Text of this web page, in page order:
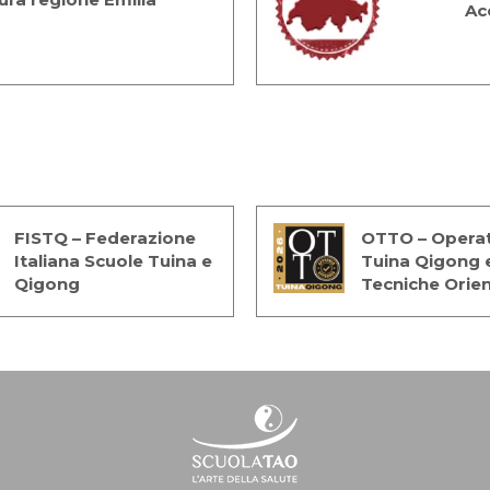
tonino@scuolatao.com
FISTQ – Federazione
Italiana Scuole Tuina e
Qigong
OTTO –
Tuina Qigong
Tecniche